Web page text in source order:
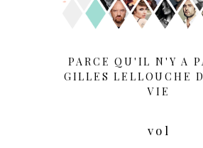
PARCE QU'IL N'Y A
GILLES LELLOUCHE
VIE
vol